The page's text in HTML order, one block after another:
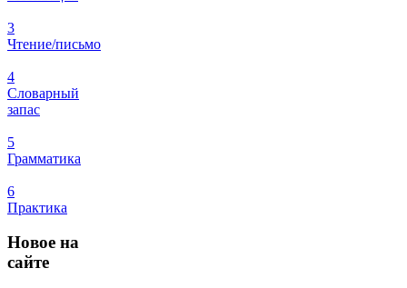
3
Чтение/письмо
4
Словарный
запас
5
Грамматика
6
Практика
Новое на
сайте